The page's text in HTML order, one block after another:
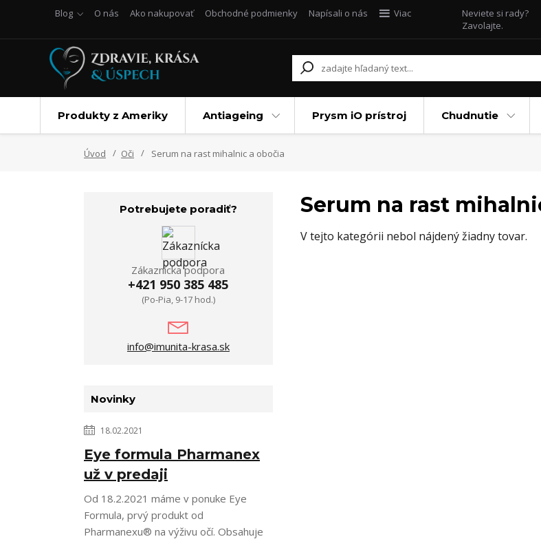
Blog O nás Ako nakupovať Obchodné podmienky Napísali o nás Viac
Neviete si rady?
Zavolajte.
Produkty z Ameriky Antiageing Prysm iO prístroj Chudnutie
Úvod Oči Serum na rast mihalnic a obočia
Serum na rast
V tejto kategórii nebol nájdený žiadny tovar.
Potrebujete poradiť?
Zákaznícka podpora
+421 950 385 485
(Po-Pia, 9-17 hod.)
info@imunita-krasa.sk
Novinky
18.02.2021
Eye formula Pharmanex
už v predaji
Od 18.2.2021 máme v ponuke Eye
Formula, prvý produkt od
Pharmanexu® na výživu očí. Obsahuje